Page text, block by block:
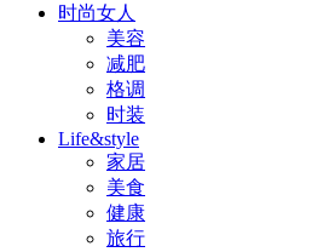
时尚女人
美容
减肥
格调
时装
Life&style
家居
美食
健康
旅行